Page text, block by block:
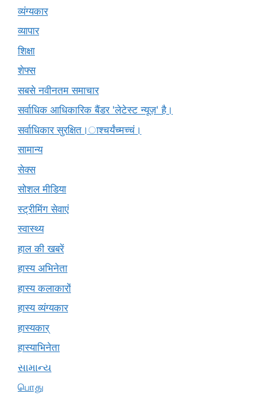
व्यंग्यकार
व्यापार
शिक्षा
शेफ्स
सबसे नवीनतम समाचार
सर्वाधिक आधिकारिक बैंडर 'लेटेस्ट न्यूज़' है।
सर्वाधिकार सुरक्षित।ाश्चर्यंच्मच्चं।
सामान्य
सेक्स
सोशल मीडिया
स्ट्रीमिंग सेवाएं
स्वास्थ्य
हाल की खबरें
हास्य अभिनेता
हास्य कलाकारों
हास्य व्यंग्यकार
हास्यकार्
हास्याभिनेता
સામાન્ય
பொது